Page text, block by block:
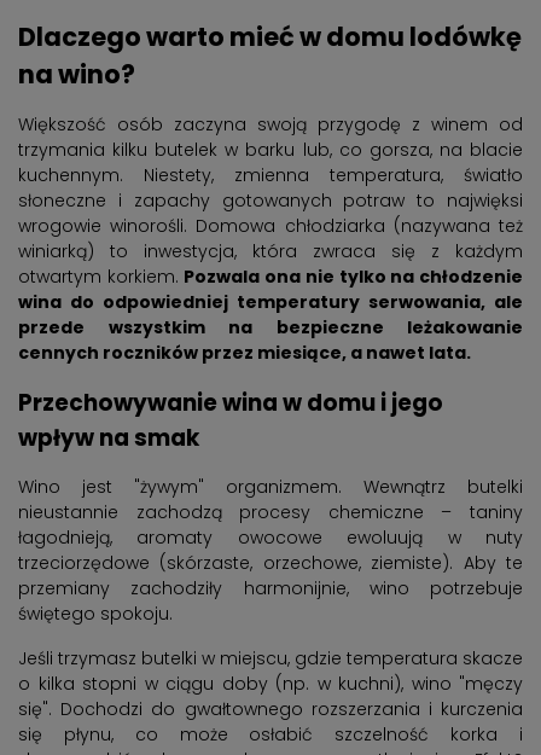
Dlaczego warto mieć w domu lodówkę
na wino?
Większość osób zaczyna swoją przygodę z winem od
trzymania kilku butelek w barku lub, co gorsza, na blacie
kuchennym. Niestety, zmienna temperatura, światło
słoneczne i zapachy gotowanych potraw to najwięksi
wrogowie winorośli. Domowa chłodziarka (nazywana też
winiarką) to inwestycja, która zwraca się z każdym
otwartym korkiem. Pozwala ona nie tylko na chłodzenie
wina do odpowiedniej temperatury serwowania, ale
przede wszystkim na bezpieczne leżakowanie
cennych roczników przez miesiące, a nawet lata.
Przechowywanie wina w domu i jego
wpływ na smak
Wino jest "żywym" organizmem. Wewnątrz butelki
nieustannie zachodzą procesy chemiczne – taniny
łagodnieją, aromaty owocowe ewoluują w nuty
trzeciorzędowe (skórzaste, orzechowe, ziemiste). Aby te
przemiany zachodziły harmonijnie, wino potrzebuje
świętego spokoju.
Jeśli trzymasz butelki w miejscu, gdzie temperatura skacze
o kilka stopni w ciągu doby (np. w kuchni), wino "męczy
się". Dochodzi do gwałtownego rozszerzania i kurczenia
się płynu, co może osłabić szczelność korka i